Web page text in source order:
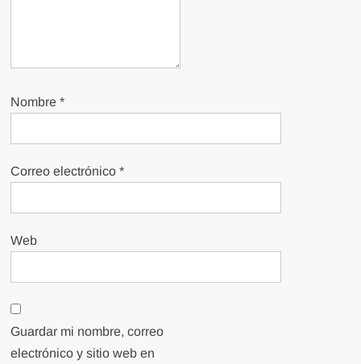
Nombre*
Correo electrónico*
Web
Guardar mi nombre, correo
electrónico y sitio web en